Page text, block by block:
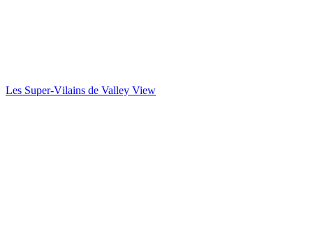
Les Super-Vilains de Valley View